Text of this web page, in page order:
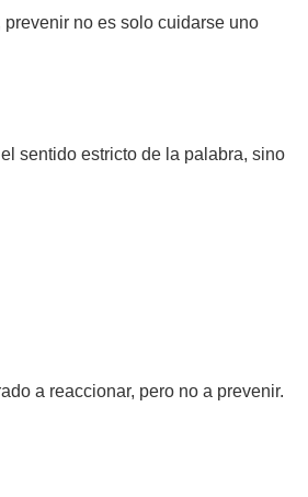
no es solo cuidarse uno
sentido estricto de la palabra, sino
a reaccionar, pero no a prevenir.